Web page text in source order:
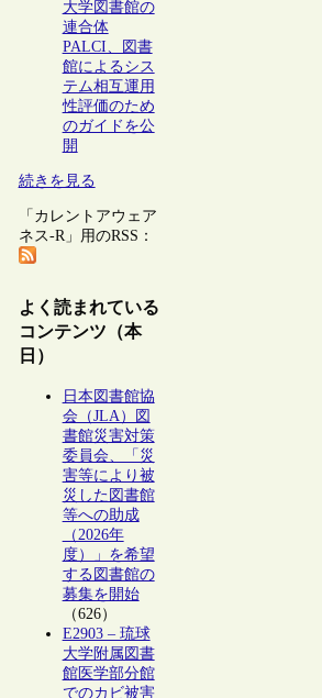
大学図書館の
連合体
PALCI、図書
館によるシス
テム相互運用
性評価のため
のガイドを公
開
続きを見る
「カレントアウェア
ネス-R」用のRSS：
よく読まれている
コンテンツ（本
日）
日本図書館協
会（JLA）図
書館災害対策
委員会、「災
害等により被
災した図書館
等への助成
（2026年
度）」を希望
する図書館の
募集を開始
（626）
E2903 – 琉球
大学附属図書
館医学部分館
でのカビ被害